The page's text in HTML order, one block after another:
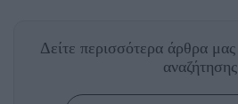
Δείτε περισσότερα άρθρα μας
αναζήτησης